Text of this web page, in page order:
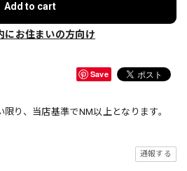
Add to cart
にお住まいの方向け
Save
り、当店基準でNM以上となります。
通報する